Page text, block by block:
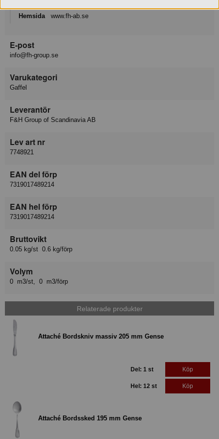
Hemsida
www.fh-ab.se
E-post
info@fh-group.se
Varukategori
Gaffel
Leverantör
F&H Group of Scandinavia AB
Lev art nr
7748921
EAN del förp
7319017489214
EAN hel förp
7319017489214
Bruttovikt
0.05 kg/st 0.6 kg/förp
Volym
0 m3/st, 0 m3/förp
Relaterade produkter
Attaché Bordskniv massiv 205 mm Gense
Del: 1 st Köp
Hel: 12 st Köp
Attaché Bordssked 195 mm Gense